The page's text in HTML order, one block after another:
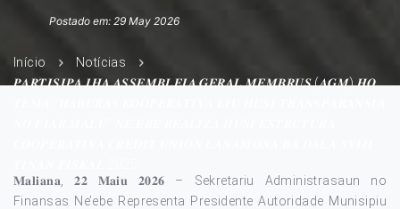
Postado em: 29 May 2026
Início
Notícias
𝑷𝑨𝑹𝑻𝑰𝑺𝑰𝑷𝑨 𝑰𝑯𝑨 𝑨𝑺𝑺𝑬𝑴𝑩𝑳𝑬𝑰𝑨 𝑮𝑬𝑹𝑨𝑳 𝑴𝑬𝑴𝑩𝑹𝑼𝑺 (𝑨𝑮𝑴) 𝑯𝑶
𝐌𝐚𝐥𝐢𝐚𝐧𝐚, 𝟐𝟐 𝐌𝐚𝐢𝐮 𝟐𝟎𝟐𝟔 – Sekretariu Administrasaun no
Finansas Ne’ebe Representa Presidente Autoridade Munisipiu